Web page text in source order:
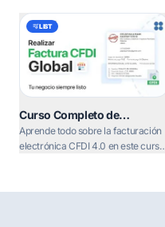
mostramos cómo hacerlo paso a
paso.LIST
Curso Completo de
Facturación Electrónica CFDI
4.0
Aprende todo sobre la facturación
electrónica CFDI 4.0 en este curso
de crédito y complementos de